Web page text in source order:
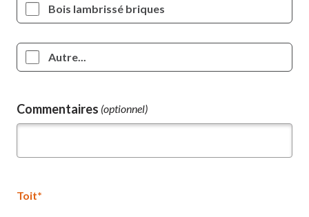
Bois lambrissé briques
Autre...
Commentaires (optionnel)
Toit*